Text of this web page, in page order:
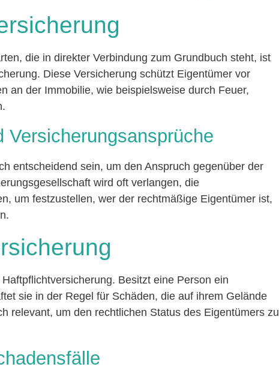
die in direkter Verbindung zum Grundbuch steht, ist
Diese Versicherung schützt Eigentümer vor
an der Immobilie, wie beispielsweise durch Feuer,
Versicherungsansprüche
entscheidend sein, um den Anspruch gegenüber der
wird oft verlangen, die
um festzustellen, wer der rechtmäßige Eigentümer ist,
Besitzt eine Person ein
sie in der Regel für Schäden, die auf ihrem Gelände
relevant, um den rechtlichen Status des Eigentümers zu